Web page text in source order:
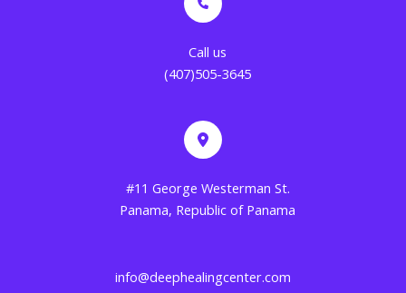
Call us
(407)505-3645
#11 George Westerman St.
Panama, Republic of Panama
info@deephealingcenter.com